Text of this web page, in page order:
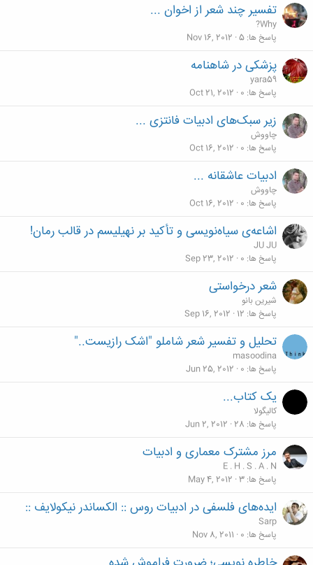
تفسیر چند شعر از اخوان ...
?Why
پاسخ ها 5
Nov 16, 2012
پزشکی در شاهنامه
yara59
پاسخ ها 0
Oct 21, 2012
زیر سبک‌های ادبیات فانتزی ...
چاووش
پاسخ ها 0
Oct 16, 2012
ادبیات عاشقانه ...
چاووش
پاسخ ها 0
Oct 16, 2012
اشاعه‌ی سیاه‌نویسی و تأکید بر نهیلیسم در قالب رمان!
JU JU
پاسخ ها 0
Sep 23, 2012
شعر درخواستی
شیرین بانو
پاسخ ها 12
Sep 16, 2012
تحلیل و تفسیر شعر شاملو "اشک رازیست.."
masoodina
پاسخ ها 0
Jun 25, 2012
یک کتاب...
کالیگولا
پاسخ ها 28
Jun 2, 2012
مرز مشترک معماری و ادبیات
E . H . S . A . N
پاسخ ها 3
May 4, 2012
ایده‌های فلسفی در ادبیات روس :: الکساندر نیکولایف ::
Sarp
پاسخ ها 0
Nov 8, 2011